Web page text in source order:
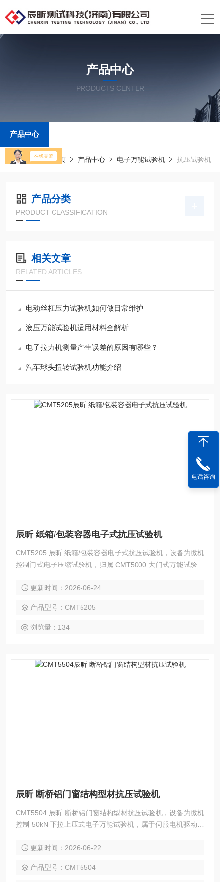
产品中心
PRODUCTS CENTER
产品中心
当前位置：首页 产品中心 电子万能试验机 抗压试验机
产品分类
PRODUCT CLASSIFICATION
相关文章
RELATED ARTICLES
电动丝杠压力试验机如何做日常维护
液压万能试验机适用材料全解析
电子拉力机测量产生误差的原因有哪些？
汽车球头扭转试验机功能介绍
辰昕 纸箱/包装容器电子式抗压试验机
CMT5205 辰昕 纸箱/包装容器电子式抗压试验机，设备为微机
控制门式电子压缩试验机，归属 CMT5000 大门式万能试验机
工装，以伺服电机、滚珠丝杠闭环驱动，专门用于各类块状、
变压缩等试验；精准采集压力 - 位移曲线与峰值载荷，出具符
合国标检测报告，是建材、橡塑、包装、陶瓷
更新时间：2026-06-24
产品型号：CMT5205
浏览量：134
辰昕 断桥铝门窗结构型材抗压试验机
CMT5504 辰昕 断桥铝门窗结构型材抗压试验机，设备为微机
控制 50kN 下拉上压式电子万能试验机，属于伺服电机驱动精
独特结构布局，专门适配铝型材、铝合金构件拉伸、三点弯
更新时间：2026-06-22
产品型号：CMT5504
电话咨询